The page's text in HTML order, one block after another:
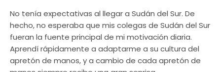
No tenía expectativas al llegar a Sudán del Sur. De
hecho, no esperaba que mis colegas de Sudán del Sur
fueran la fuente principal de mi motivación diaria.
Aprendí rápidamente a adaptarme a su cultura del
apretón de manos, y a cambio de cada apretón de